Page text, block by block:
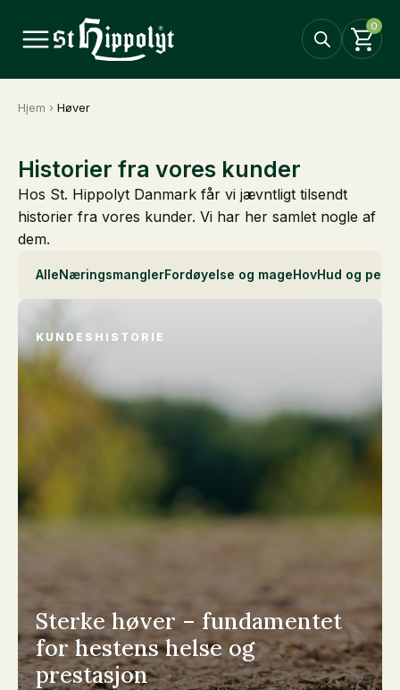
0
Hjem › Høver
Historier fra vores kunder
Hos St. Hippolyt Danmark får vi jævntligt tilsendt
historier fra vores kunder. Vi har her samlet nogle af
dem.
AlleNæringsmanglerFordøyelse og mageHovHud og pels
KUNDESHISTORIE
Sterke høver – fundamentet
for hestens helse og
prestasjon